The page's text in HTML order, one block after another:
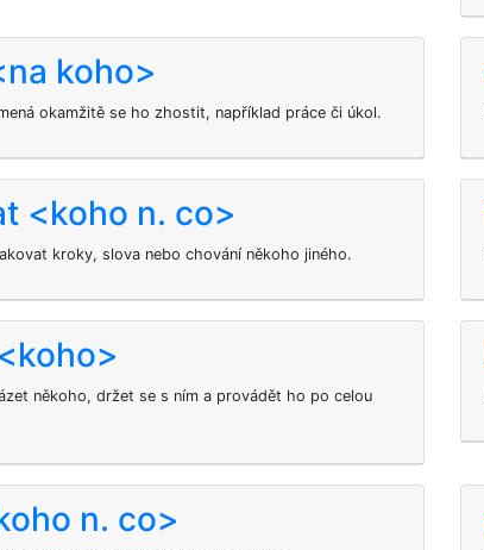
koho>
okamžitě se ho zhostit, například práce či úkol.
<koho n. co>
kroky, slova nebo chování někoho jiného.
někoho, držet se s ním a provádět ho po celou
n. co>